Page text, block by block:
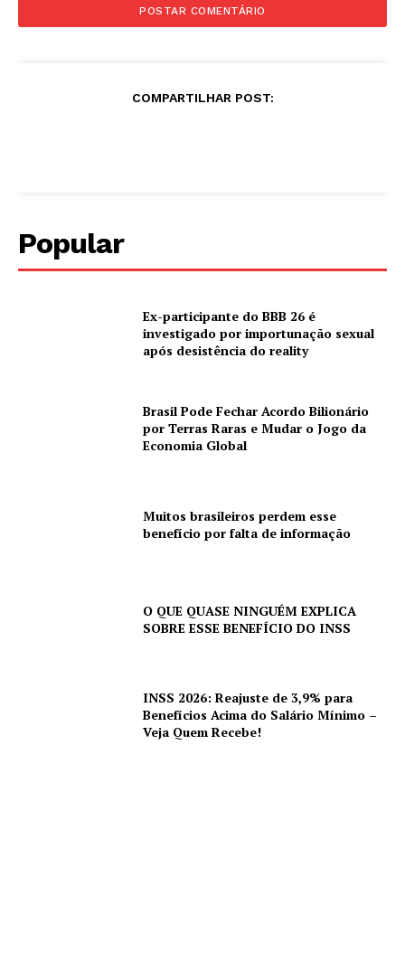
COMPARTILHAR POST:
Popular
Ex-participante do BBB 26 é
investigado por importunação sexual
após desistência do reality
Brasil Pode Fechar Acordo Bilionário
por Terras Raras e Mudar o Jogo da
Economia Global
Muitos brasileiros perdem esse
benefício por falta de informação
O QUE QUASE NINGUÉM EXPLICA
SOBRE ESSE BENEFÍCIO DO INSS
INSS 2026: Reajuste de 3,9% para
Benefícios Acima do Salário Mínimo –
Veja Quem Recebe!